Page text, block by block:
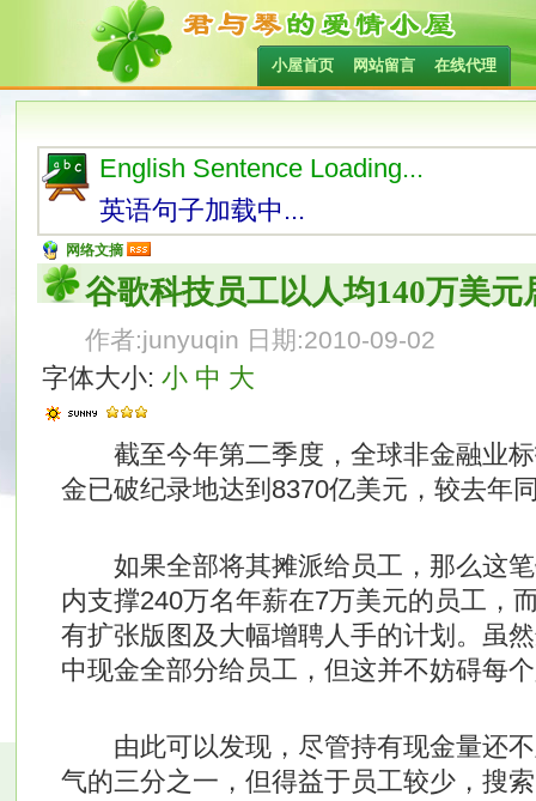
小屋首页 网站留言 在线代理
English Sentence Loading...
英语句子加载中...
网络文摘
谷歌科技员工以人均140万美元
作者:junyuqin 日期:2010-09-02
字体大小: 小 中 大
截至今年第二季度，全球非金融业标
金已破纪录地达到8370亿美元，较去年
如果全部将其摊派给员工，那么这笔
内支撑240万名年薪在7万美元的员工，
有扩张版图及大幅增聘人手的计划。虽
中现金全部分给员工，但这并不妨碍每
由此可以发现，尽管持有现金量还不
气的三分之一，但得益于员工较少，搜